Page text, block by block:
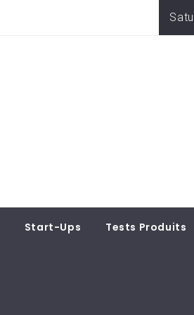
Start-Ups Tests Produits